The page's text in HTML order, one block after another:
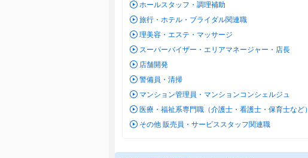
ホールスタッフ・調理補助
旅行・ホテル・ブライダル関連職
理美容・エステ・マッサージ
スーパーバイザー・エリアマネージャー・店長
店舗開発
警備員・清掃
マンション管理員・マンションコンシェルジュ
医療・福祉系専門職（介護士・看護士・保育士など）
その他 販売員・サービススタッフ関連職